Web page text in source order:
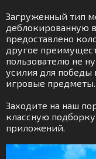
Загруженный тип
деблокированную
предоставлено
другое
пользователю не
усилия для
игровые предметы.
Заходите на наш
классную
приложений.